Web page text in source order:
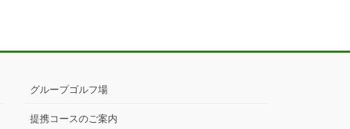
グループゴルフ場
提携コースのご案内